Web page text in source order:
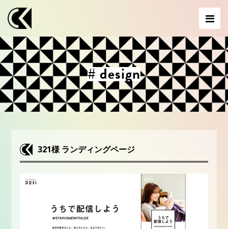
# design
321様 ランディングページ